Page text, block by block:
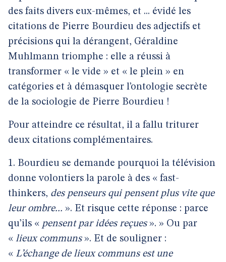
des faits divers eux-mêmes, et ... évidé les
citations de Pierre Bourdieu des adjectifs et
précisions qui la dérangent, Géraldine
Muhlmann triomphe : elle a réussi à
transformer « le vide » et « le plein » en
catégories et à démasquer l’ontologie secrète
de la sociologie de Pierre Bourdieu !
Pour atteindre ce résultat, il a fallu triturer
deux citations complémentaires.
1. Bourdieu se demande pourquoi la télévision
donne volontiers la parole à des « fast-
thinkers, des penseurs qui pensent plus vite que
leur ombre... ». Et risque cette réponse : parce
qu’ils « pensent par idées reçues». » Ou par
« lieux communs». Et de souligner :
« L’échange de lieux communs est une